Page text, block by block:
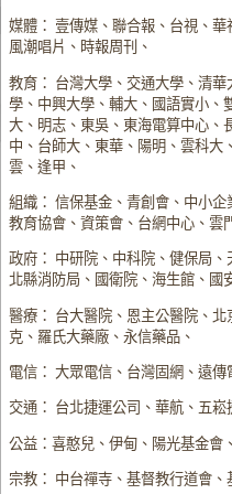
媒體： 壹傳媒、聯合報、台視、
風潮唱片、時報周刊、
教育： 台灣大學、交通大學、清
學、中興大學、輔大、國語實小、
大、明志、東吳、東海電算中心、
中、台師大、東華、陽明、雲科大
雲、逢甲、
組織： 信保基金、青創會、中小
教育協會、資策會、台網中心、雲
政府： 中研院、中科院、健保局
北縣消防局、國衛院、海生館、國
醫療： 台大醫院、恩主公醫院、
克、羅氏大藥廠、永信藥品、
電信： 大眾電信、台灣固網、遠傳
交通： 台北捷運公司、華航、五崧
公益：喜憨兒、伊甸、陽光基金會
宗教： 中台禪寺、基督教行道會、